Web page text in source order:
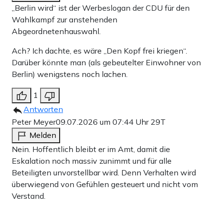
„Berlin wird“ ist der Werbeslogan der CDU für den
Wahlkampf zur anstehenden
Abgeordnetenhauswahl.
Ach? Ich dachte, es wäre „Den Kopf frei kriegen“.
Darüber könnte man (als gebeutelter Einwohner von
Berlin) wenigstens noch lachen.
1
Antworten
Peter Meyer09.07.2026 um 07:44 Uhr 29T
Melden
Nein. Hoffentlich bleibt er im Amt, damit die
Eskalation noch massiv zunimmt und für alle
Beteiligten unvorstellbar wird. Denn Verhalten wird
überwiegend von Gefühlen gesteuert und nicht vom
Verstand.